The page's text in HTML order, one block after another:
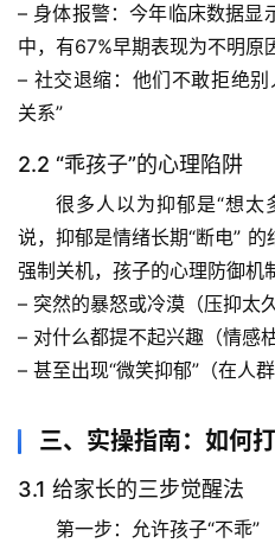
首
页
专
题
列
自
然
– 身体报警：今年临床数据显
中，有67%早期表现为不明原
– 社交退缩 ：他们不敢拒绝
关系”
2.2 “乖孩子”的心理陷阱
很多人以为抑郁是“想太
说，抑郁是情绪长期“断电” 的
强制关机，孩子的心理防御机
– 突然的暴怒或冷漠（压抑太
– 对什么都提不起兴趣（情感枯
– 甚至出现“微笑抑郁”（在人
三、实操指南：如何
3.1 给家长的三步觉醒法
第一步：允许孩子“不乖”